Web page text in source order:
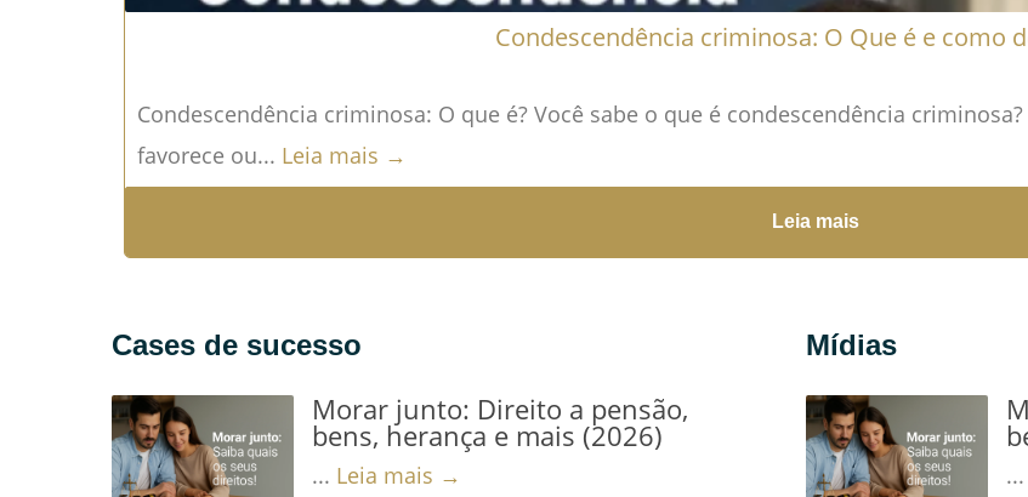
Condescendência criminosa: O Que é e como
Condescendência criminosa: O que é? Você sabe o que é condescendência
favorece ou... Leia mais →
Leia mais
Cases de sucesso
Morar junto: Direito a pensão,
bens, herança e mais (2026)
... Leia mais →
Mídias
...